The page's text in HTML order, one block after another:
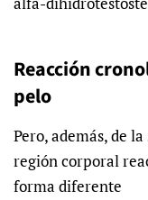
Reacción
pelo
Pero, además, de
región corporal
forma diferente